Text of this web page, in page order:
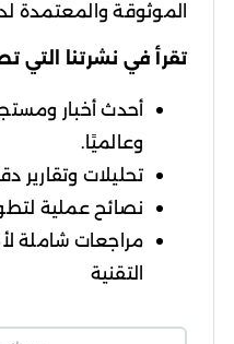
الموثوقة والمعتمدة
تقرأ في نشرتنا التي
أحدث أخبار
وعالميًا.
تحليلات وتقارير
نصائح عملية
مراجعات شاملة
التقنية